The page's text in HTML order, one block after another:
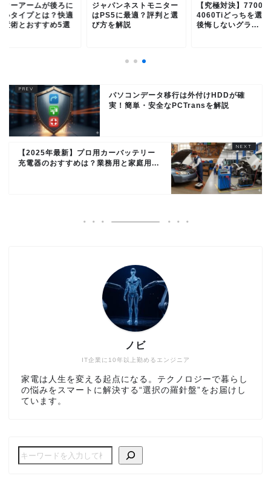
ターアームが後ろに
いタイプとは？快適
置術とおすすめ5選
ジャパンネストモニター
はPS5に最適？評判と選
び方を解説
【究極対決】
4060Tiどっちを選
後悔しないグラ...
パソコンデータ移行は外付けHDDが確
実！簡単・安全なPCTransを解説
【2025年最新】プロ用カーバッテリー
充電器のおすすめは？業務用と家庭用...
IT企業に10年以上勤めるエンジニア
ノビ
家電は人生を変える起点になる。テクノロジーで暮らし
の悩みをスマートに解決する“選択の羅針盤”をお届けし
ています。